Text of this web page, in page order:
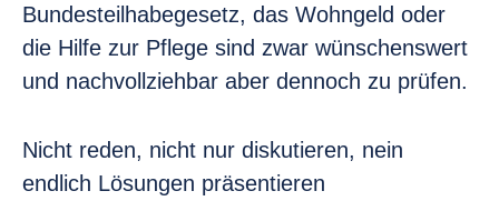
Bundesteilhabegesetz, das Wohngeld oder
die Hilfe zur Pflege sind zwar wünschenswert
und nachvollziehbar aber dennoch zu prüfen.
Nicht reden, nicht nur diskutieren, nein
endlich Lösungen präsentieren